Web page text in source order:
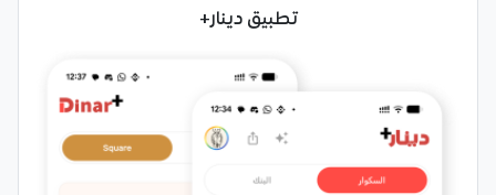
تطبيق دينار+